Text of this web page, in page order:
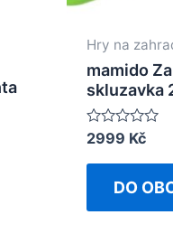
Hry na
mamido
skluzavka
Rated
out
2999 Kč
DO